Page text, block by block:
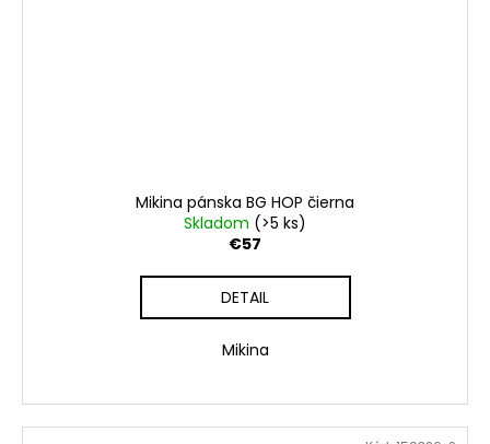
Mikina pánska BG HOP čierna
Skladom (>5 ks)
€57
DETAIL
Mikina